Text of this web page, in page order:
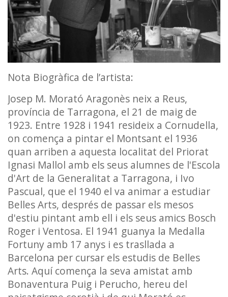
Nota Biogràfica de l’artista:
Josep M. Morató Aragonès neix a Reus,
província de Tarragona, el 21 de maig de
1923. Entre 1928 i 1941 resideix a Cornudella,
on comença a pintar el Montsant el 1936
quan arriben a aquesta localitat del Priorat
Ignasi Mallol amb els seus alumnes de l'Escola
d'Art de la Generalitat a Tarragona, i Ivo
Pascual, que el 1940 el va animar a estudiar
Belles Arts, després de passar els mesos
d'estiu pintant amb ell i els seus amics Bosch
Roger i Ventosa. El 1941 guanya la Medalla
Fortuny amb 17 anys i es trasllada a
Barcelona per cursar els estudis de Belles
Arts. Aquí comença la seva amistat amb
Bonaventura Puig i Perucho, hereu del